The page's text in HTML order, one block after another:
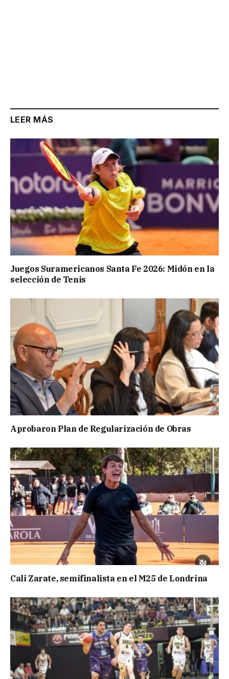
LEER MÁS
Juegos Suramericanos Santa Fe 2026: Midón en la
selección de Tenis
Aprobaron Plan de Regularización de Obras
Cali Zarate, semifinalista en el M25 de Londrina